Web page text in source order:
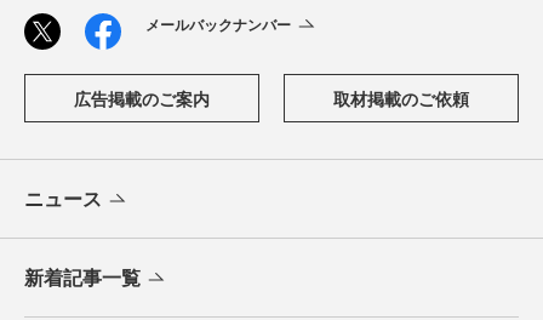
メールバックナンバー
広告掲載のご案内 取材掲載のご依頼
ニュース
新着記事一覧